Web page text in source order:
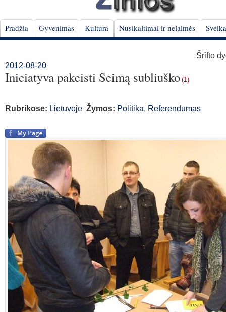
Pradžia Gyvenimas Kultūra Nusikaltimai ir nelaimės
Šrifto
2012-08-20
Iniciatyva pakeisti Seimą subliuško (1)
Rubrikose: Lietuvoje Žymos: Politika, Referendumas